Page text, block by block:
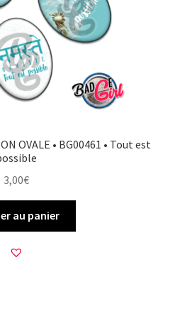
OVALE • BG00461 • Tout est
3,00€
au panier